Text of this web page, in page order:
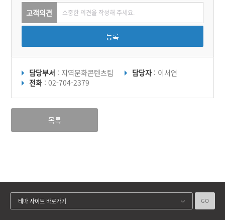
고객의견
등록
담당부서 : 지역문화콘텐츠팀 담당자 : 이서연
전화 : 02-704-2379
목록
테마 사이트 바로가기 GO